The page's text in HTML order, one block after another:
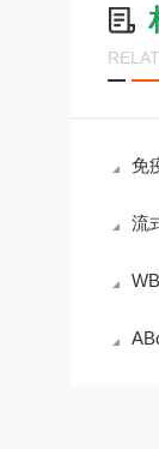
免
流
WB、